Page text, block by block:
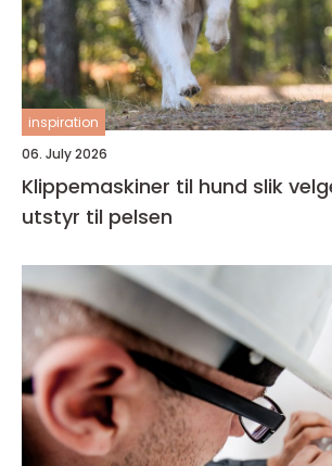
inspiration
06. July 2026
Klippemaskiner til hund slik velger du riktig
utstyr til pelsen